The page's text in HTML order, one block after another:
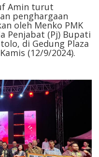
Amin turut
penghargaan
oleh Menko PMK
Penjabat (Pj) Bupati
di Gedung Plaza
(12/9/2024).